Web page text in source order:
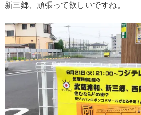
新三郷、頑張って欲しいですね。